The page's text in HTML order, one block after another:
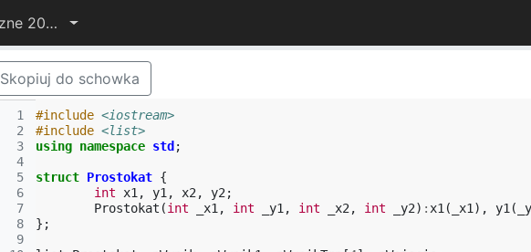
Potyczki Algorytmiczne 2019
Skopiuj do schowka
  1
  2
  3
  4
  5
  6
  7
  8
  9
#include <iostream>
#include <list>
using namespace std ;
struct Prostokat {
int
x1 , y1 , x2 , y2 ;
Prostokat (int _x1 , int _y1 , int _x2 , int _y2) : x1 ( _x1 ), y1 (
};